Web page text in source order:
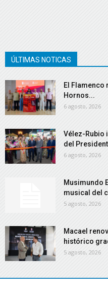
ÚLTIMAS NOTICAS
El Flamenco
Hornos...
6 agosto, 2026
Vélez-Rubio
del
6 agosto, 2026
Musimundo
musical del
5 agosto, 2026
Macael
histórico
5 agosto, 2026